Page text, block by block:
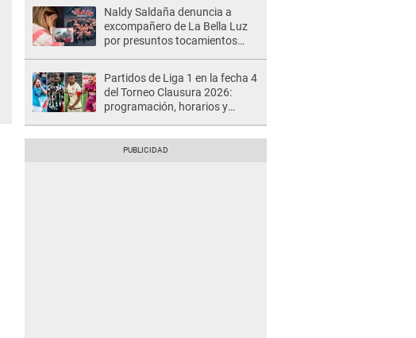
Naldy Saldaña denuncia a
excompañero de La Bella Luz
por presuntos tocamientos
Partidos de Liga 1 en la fecha 4
del Torneo Clausura 2026:
programación, horarios y